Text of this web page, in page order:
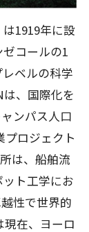
1919年に設
コールの1
ベルの科学
、国際化を
ンパス人口
プロジェクト
は、船舶流
ト工学にお
性で世界的
現在、ヨーロ